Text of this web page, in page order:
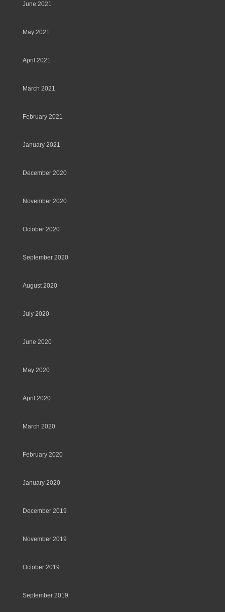
June 2021
May 2021
April 2021
March 2021
February 2021
January 2021
December 2020
November 2020
October 2020
September 2020
August 2020
July 2020
June 2020
May 2020
April 2020
March 2020
February 2020
January 2020
December 2019
November 2019
October 2019
September 2019